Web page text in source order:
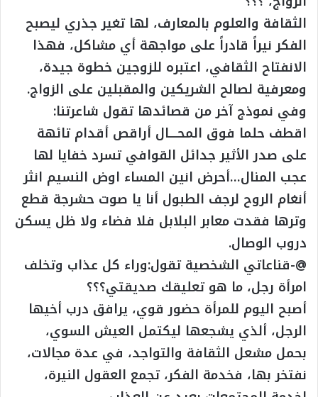
الثقافة والعلوم بالمعارف، لها تغير جذري ليصبح
الفكر نيراً قادراً على مواجهة أي مشاكل، فهذا
الانفتاح الثقافي، اعتبره للزوجين خطوة جيدة،
ومعرفية لصالح الشريكين والمقبلين على الزواج.
وفي نموذج آخر من قصائدها تقول شاعرتنا:
اقطف حلما فوق المحــــال أراقص أقدام تائهة
على صدر الأثير جدائل القوافي تسرد خفايا لها
عجب المنال…أحرض انين المساء اوض النسيم انثر
أنغام الروح لرجف الطبول أنا يا صوت حشرجة قطع
وترها فقدت معابر البلابل فلا فضاء ولا ظل يسكن
دروب الوصال.
@-قناعاتي الشخصية تقول:وراء كل عذاب وتخلف
امرأة رجل، ما هو تعليقك صديقتي؟؟؟
أصبح اليوم للمرأة حضور قوي، يرافق درب أخيها
الرجل، ألذي يشجعها ليكتمل العيش السوي،
بحمل مشعل الثقافة والتواجد، في عدة مجالات،
نفتخر بها، فخدمة الفكر، تجمع العقول النيرة،